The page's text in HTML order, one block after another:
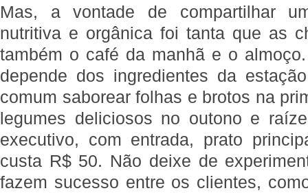
Mas, a vontade de compartilhar
nutritiva e orgânica foi tanta que as
também o café da manhã e o
depende dos ingredientes da
comum saborear folhas e brotos na
legumes deliciosos no outono e
executivo, com entrada, prato
custa R$ 50. Não deixe de
fazem sucesso entre os clientes,